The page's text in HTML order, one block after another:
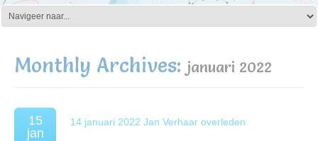
Monthly Archives: januari 2022
15
jan
14 januari 2022 Jan Verhaar overleden